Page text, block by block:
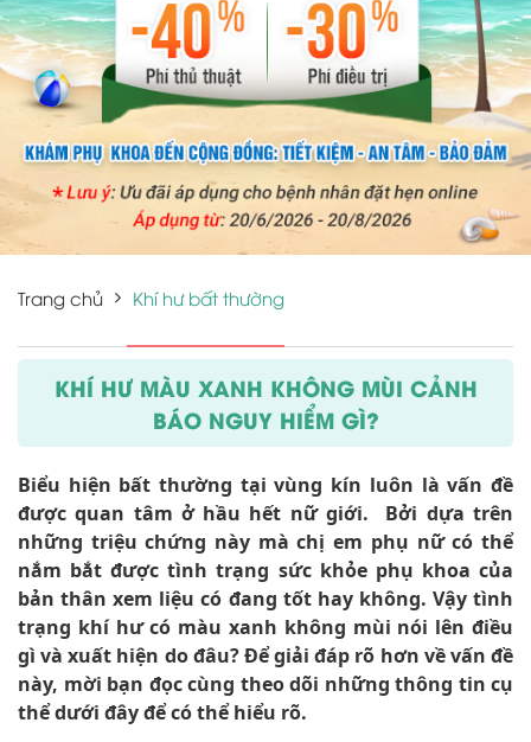
Trang chủ Khí hư bất thường
KHÍ HƯ MÀU XANH KHÔNG MÙI CẢNH
BÁO NGUY HIỂM GÌ?
Biểu hiện bất thường tại vùng kín luôn là vấn đề
được quan tâm ở hầu hết nữ giới. Bởi dựa trên
những triệu chứng này mà chị em phụ nữ có thể
nắm bắt được tình trạng sức khỏe phụ khoa của
bản thân xem liệu có đang tốt hay không. Vậy tình
trạng khí hư có màu xanh không mùi nói lên điều
gì và xuất hiện do đâu? Để giải đáp rõ hơn về vấn đề
này, mời bạn đọc cùng theo dõi những thông tin cụ
thể dưới đây để có thể hiểu rõ.